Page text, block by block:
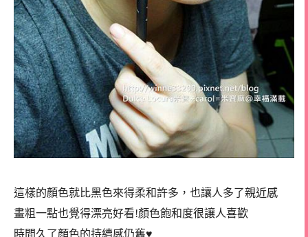
這樣的顏色就比黑色來得柔和許多，也讓人多了親近感
畫粗一點也覺得漂亮好看!顏色飽和度很讓人喜歡
時間久了顏色的持續感仍舊♥